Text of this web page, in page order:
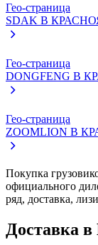
Гео-страница
SDAK В
Гео-страница
DONGFENG В
Гео-страница
ZOOMLION В
Покупка
официального
ряд, доставка,
Доставка